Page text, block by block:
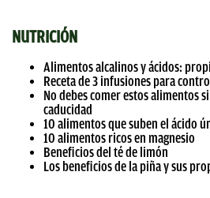
NUTRICIÓN
Alimentos alcalinos y ácidos:
Receta de 3 infusiones para
No debes comer estos alimentos
caducidad
10 alimentos que suben el ácido
10 alimentos ricos en magnesio
Beneficios del té de limón
Los beneficios de la piña y sus